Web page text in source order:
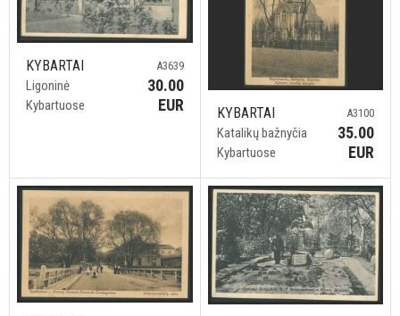
KYBARTAI
Ligoninė
Kybartuose
A3639
30.00
EUR
KYBARTAI
Katalikų bažnyčia
Kybartuose
A3100
35.00
EUR